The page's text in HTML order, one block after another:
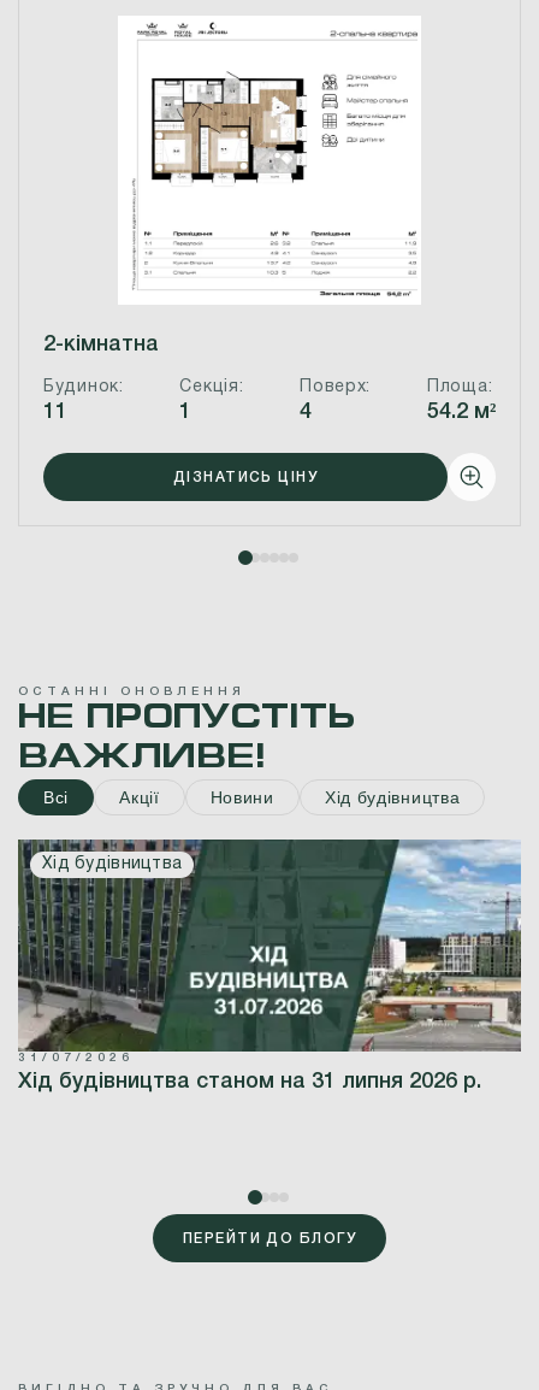
2-кімнатна
Будинок:
11
Секція:
1
Поверх:
4
Площа:
54.2 м²
ДІЗНАТИСЬ ЦІНУ
О С А Н Н О Н О В Л Е Н Н Я
НЕ ПРОПУСТІТЬ
ВАЖЛИВЕ!
Всі Акції Новини Хід будівництва
Хід будівництва
31/07/2026
Хід будівництва станом на 31 липня 2026 р.
ПЕРЕЙТИ ДО БЛОГУ